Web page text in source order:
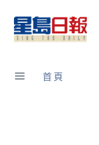
content
首頁